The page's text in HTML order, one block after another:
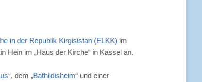
in der Republik Kirgisistan (ELKK) im
Hein im „Haus der Kirche“ in Kassel an.
“, dem „Bathildisheim“ und einer